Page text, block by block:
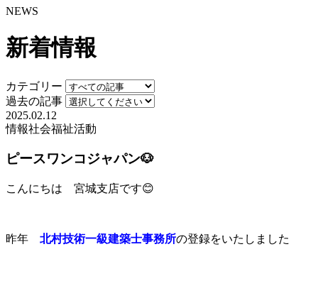
NEWS
新着情報
カテゴリー
過去の記事
2025.02.12
情報社会福祉活動
ピースワンコジャパン🐶
こんにちは 宮城支店です😊
昨年 北村技術一級建築士事務所の登録をいたしました